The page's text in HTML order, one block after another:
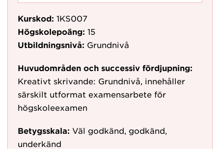
Kurskod: 1KS007
Högskolepoäng: 15
Utbildningsnivå: Grundnivå
Huvudområden och successiv fördjupning:
Kreativt skrivande: Grundnivå, innehåller
särskilt utformat examensarbete för
högskoleexamen
Betygsskala: Väl godkänd, godkänd,
underkänd